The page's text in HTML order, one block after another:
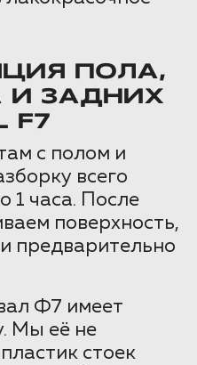
ПОЛА,
И ЗАДНИХ
F7
с полом и
всего
1 часа. После
поверхность,
предварительно
Ф7 имеет
Мы её не
стоек